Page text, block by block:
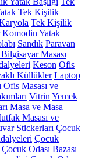
Tek Kişilik
Tek Kişilik
Komodin Yatak
Sandık Paravan
Masası
Keson Ofis
Küllükler Laptop
Ofis Masası ve
Vitrin Yemek
Masa ve Masa
Masası ve
Stickerları Çocuk
Çocuk
Çocuk Odası Bazası